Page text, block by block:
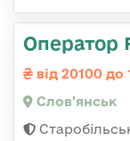
Оператор
від 20100 до
Слов'янськ